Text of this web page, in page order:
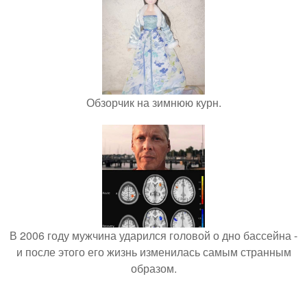
Обзорчик на зимнюю курн.
В 2006 году мужчина ударился головой о дно бассейна -
и после этого его жизнь изменилась самым странным
образом.